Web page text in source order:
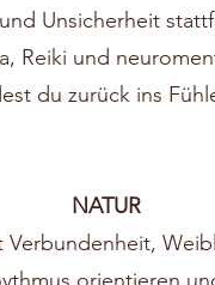
Unsicherheit
Reiki und
du zurück ins
NATUR